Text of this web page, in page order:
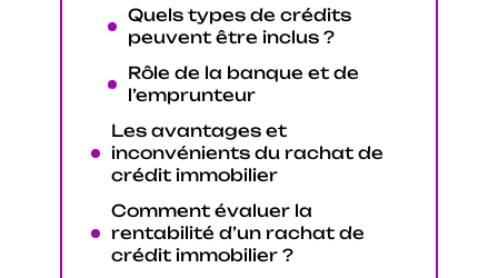
Quels types de crédits
peuvent être inclus ?
Rôle de la banque et de
l’emprunteur
Les avantages et
inconvénients du rachat de
crédit immobilier
Comment évaluer la
rentabilité d’un rachat de
crédit immobilier ?